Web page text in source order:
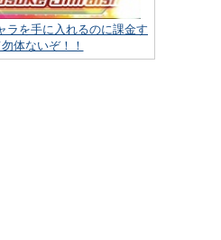
ラを手に入れるのに課金す
体ないぞ！！